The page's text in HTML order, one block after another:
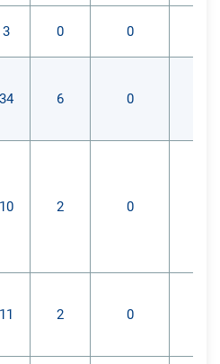
3 0 0
34 6 0
10 2 0
11 2 0